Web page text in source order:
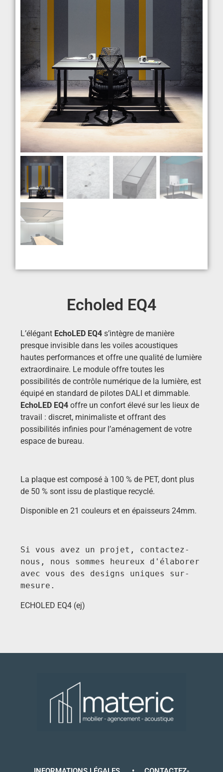
Echoled EQ4
L’élégant EchoLED EQ4 s’intègre de manière
presque invisible dans les voiles acoustiques
hautes performances et offre une qualité de lumière
extraordinaire. Le module offre toutes les
possibilités de contrôle numérique de la lumière, est
équipé en standard de pilotes DALI et dimmable.
EchoLED EQ4 offre un confort élevé sur les lieux de
travail : discret, minimaliste et offrant des
possibilités infinies pour l’aménagement de votre
espace de bureau.
La plaque est composé à 100 % de PET, dont plus
de 50 % sont issu de plastique recyclé.
Disponible en 21 couleurs et en épaisseurs 24mm.
Si vous avez un projet, contactez-
nous, nous sommes heureux d'élaborer
avec vous des designs uniques sur-
mesure.
ECHOLED EQ4 (ej)